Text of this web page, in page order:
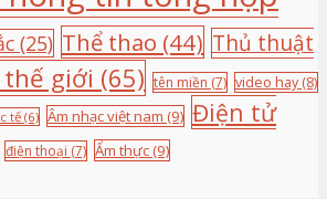
(25) Thể thao (44) Thủ thuật
giới (65) tên miền (7) video hay (8)
tế(6) Âm nhạc việt nam (9) Điện tử
điện thoại (7) Ẩm thực (9)